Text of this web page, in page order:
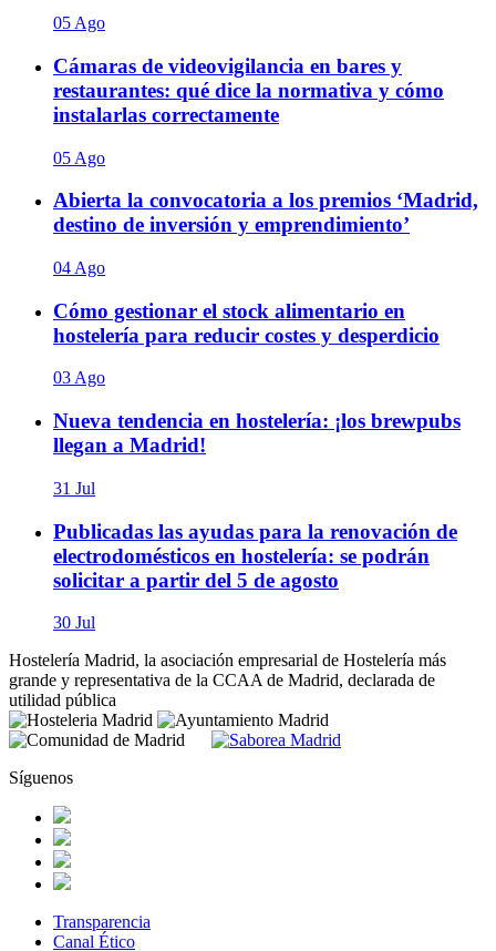
05 Ago
Cámaras de videovigilancia en bares y
restaurantes: qué dice la normativa y cómo
instalarlas correctamente
05 Ago
Abierta la convocatoria a los premios ‘Madrid,
destino de inversión y emprendimiento’
04 Ago
Cómo gestionar el stock alimentario en
hostelería para reducir costes y desperdicio
03 Ago
Nueva tendencia en hostelería: ¡los brewpubs
llegan a Madrid!
31 Jul
Publicadas las ayudas para la renovación de
electrodomésticos en hostelería: se podrán
solicitar a partir del 5 de agosto
30 Jul
Hostelería Madrid, la asociación empresarial de Hostelería más
grande y representativa de la CCAA de Madrid, declarada de
utilidad pública
Síguenos
Transparencia
Canal Ético